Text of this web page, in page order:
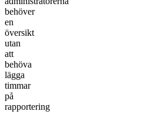
behöver
en
översikt
utan
att
behöva
lägga
timmar
på
rapportering